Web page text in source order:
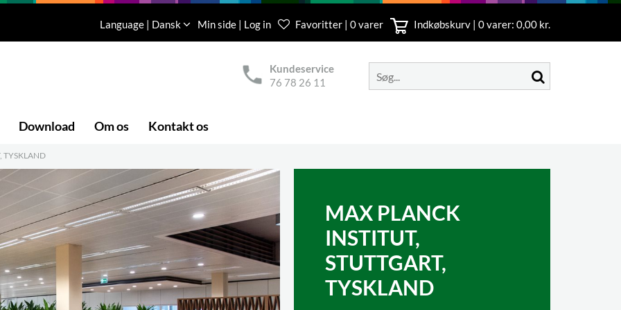
Language | Dansk Min side | Log in Favoritter | 0 varer Indkøbskurv | 0varer: 0,00 kr.
Kundeservice
76 78 26 11
Download Om os Kontakt os
TYSKLAND
MAX PLANCK
INSTITUT,
STUTTGART,
TYSKLAND